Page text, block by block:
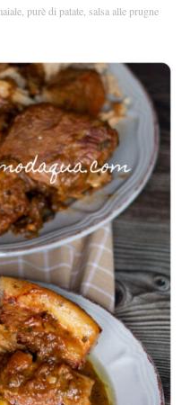
purè di patate salsa alle prugne